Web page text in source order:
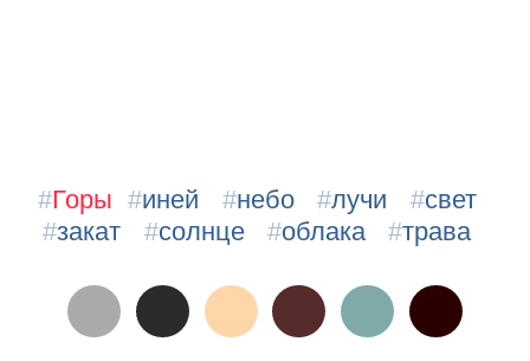
#Горы #иней #небо #лучи #свет
#закат #солнце #облака #трава